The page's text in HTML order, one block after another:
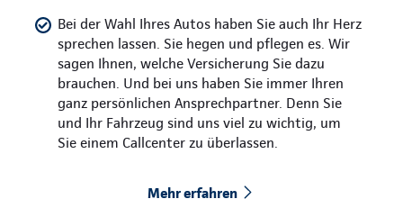
Bei der Wahl Ihres Autos haben Sie auch Ihr Herz
sprechen lassen. Sie hegen und pflegen es. Wir
sagen Ihnen, welche Versicherung Sie dazu
brauchen. Und bei uns haben Sie immer Ihren
ganz persönlichen Ansprechpartner. Denn Sie
und Ihr Fahrzeug sind uns viel zu wichtig, um
Sie einem Callcenter zu überlassen.
Mehr erfahren